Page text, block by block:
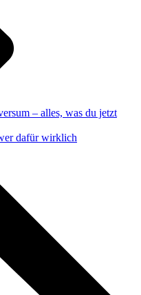
– alles, was du jetzt
dafür wirklich